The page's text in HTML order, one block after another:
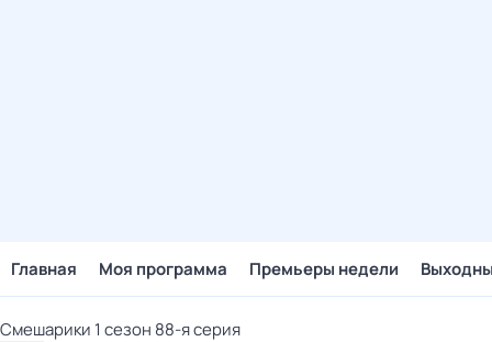
Главная Моя программа Премьеры недели
Смешарики 1 сезон 88-я серия